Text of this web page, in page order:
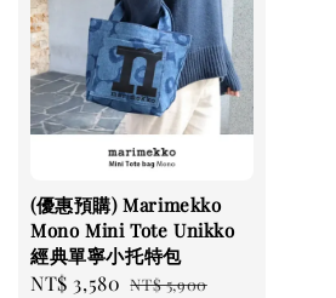
(優惠預購) Marimekko
Mono Mini Tote Unikko
經典單寧小托特包
Sale
NT$ 3,580 Regular
NT$ 5,900